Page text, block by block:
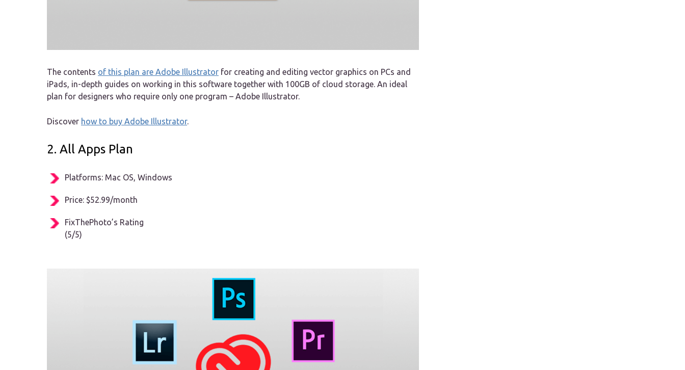
The contents of this plan are Adobe Illustrator for creating and editing vector graphics on PCs and
iPads, in-depth guides on working in this software together with 100GB of cloud storage. An ideal
plan for designers who require only one program – Adobe Illustrator.
Discover how to buy Adobe Illustrator.
2. All Apps Plan
Platforms: Mac OS, Windows
Price: $52.99/month
FixThePhoto’s Rating
(5/5)